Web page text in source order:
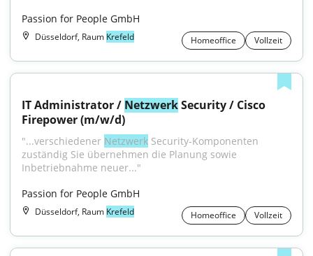
Passion for People GmbH
Düsseldorf, Raum Krefeld Homeoffice Vollzeit
IT Administrator / Netzwerk Security / Cisco
Firepower (m/w/d)
"...verschiedener Netzwerk Security-Komponenten
zuständig Sie übernehmen die Planung sowie
Inbetriebnahme neuer..."
Passion for People GmbH
Düsseldorf, Raum Krefeld Homeoffice Vollzeit